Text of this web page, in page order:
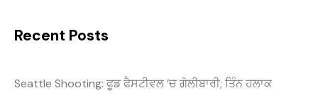
Recent Posts
Seattle Shooting: ਫੂਡ ਫੈਸਟੀਵਲ ’ਚ ਗੋਲੀਬਾਰੀ; ਤਿੰਨ ਹਲਾਕ